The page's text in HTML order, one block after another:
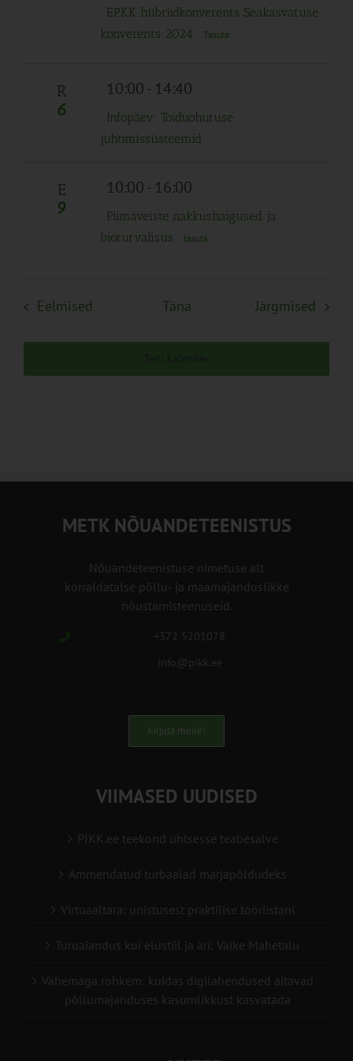
EPKK hübriidkonverents Seakasvatuse
konverents 2024
Tasuta
R
6
10:00- 14:40
Infopäev: Toiduohutuse
juhtimissüsteemid
E
9
10:00- 16:00
Piimaveiste nakkushaigused ja
bioturvalisus
tasuta
Eelmised SündmusedTäna Järgmised
METK NÕUANDETEENISTUS
Nõuandeteenistuse nimetuse alt
korraldatalse põllu- ja maamajanduslikke
nõustamisteenuseid.
+372 5201078
info@pikk.ee
Kirjuta meile!
VIIMASED UUDISED
PIKK.ee teekond ühtsesse teabesalve
Ammendatud turbaalad marjapõldudeks
Virtuaaltara: unistusest praktilise tööriistani
Turuaiandus kui elustiil ja äri: Väike Mahetalu
Vähemaga rohkem: kuidas digilahendused aitavad
põllumajanduses kasumlikkust kasvatada